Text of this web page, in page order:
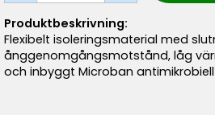
Produktbeskrivning:
Flexibelt isoleringsmaterial med
ånggenomgångsmotstånd, låg
och inbyggt Microban